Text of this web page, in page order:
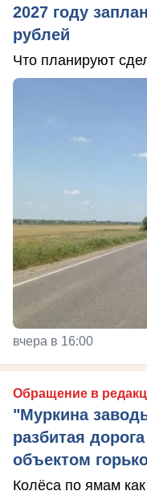
2027 году
рублей
Что планируют
вчера в 16:00
Обращение в
"Муркина
разбитая
объектом
Колёса по ямам